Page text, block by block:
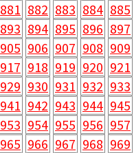
881 882 883 884 885
893 894 895 896 897
905 906 907 908 909
917 918 919 920 921
929 930 931 932 933
941 942 943 944 945
953 954 955 956 957
965 966 967 968 969